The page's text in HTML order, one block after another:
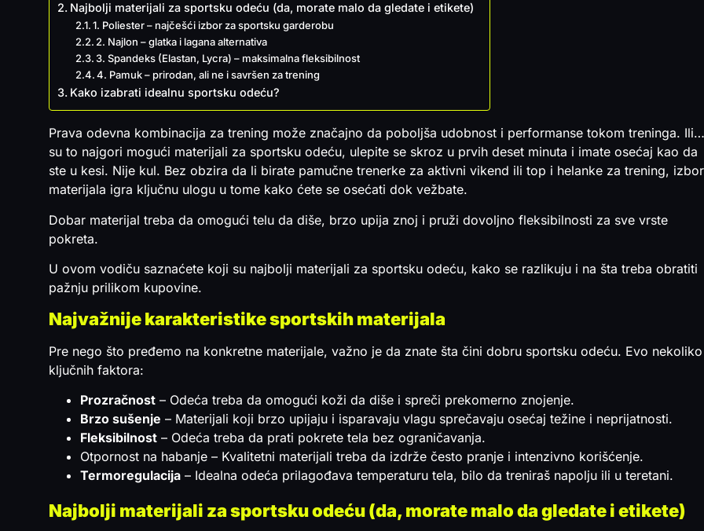
Najbolji materijali za sportsku odeću (da, morate malo da gledate i etikete)
1. Poliester – najčešći izbor za sportsku garderobu
2. Najlon – glatka i lagana alternativa
3. Spandeks (Elastan, Lycra) – maksimalna fleksibilnost
4. Pamuk – prirodan, ali ne i savršen za trening
Kako izabrati idealnu sportsku odeću?
Prava odevna kombinacija za trening može značajno da poboljša udobnost i performanse tokom treninga. Ili…
su to najgori mogući materijali za sportsku odeću, ulepite se skroz u prvih deset minuta i imate osećaj kao da
ste u kesi. Nije kul. Bez obzira da li birate pamučne trenerke za aktivni vikend ili top i helanke za trening, izbor
materijala igra ključnu ulogu u tome kako ćete se osećati dok vežbate.
Dobar materijal treba da omogući telu da diše, brzo upija znoj i pruži dovoljno fleksibilnosti za sve vrste
pokreta.
U ovom vodiču saznaćete koji su najbolji materijali za sportsku odeću, kako se razlikuju i na šta treba obratiti
pažnju prilikom kupovine.
Najvažnije karakteristike sportskih materijala
Pre nego što pređemo na konkretne materijale, važno je da znate šta čini dobru sportsku odeću. Evo nekoliko
ključnih faktora:
Prozračnost – Odeća treba da omogući koži da diše i spreči prekomerno znojenje.
Brzo sušenje – Materijali koji brzo upijaju i isparavaju vlagu sprečavaju osećaj težine i neprijatnosti.
Fleksibilnost – Odeća treba da prati pokrete tela bez ograničavanja.
Otpornost na habanje – Kvalitetni materijali treba da izdrže često pranje i intenzivno korišćenje.
Termoregulacija – Idealna odeća prilagođava temperaturu tela, bilo da treniraš napolju ili u teretani.
Najbolji materijali za sportsku odeću (da, morate malo da gledate i etikete)